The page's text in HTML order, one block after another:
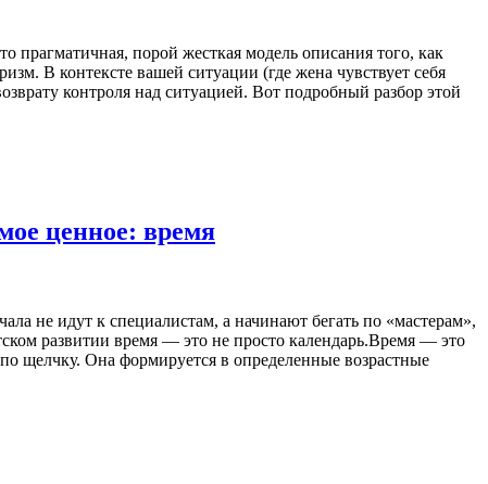
прагматичная, порой жесткая модель описания того, как
В контексте вашей ситуации (где жена чувствует себя
контроля над ситуацией. Вот подробный разбор этой
ценное: время
не идут к специалистам, а начинают бегать по «мастерам»,
развитии время — это не просто календарь.Время — это
щелчку. Она формируется в определенные возрастные